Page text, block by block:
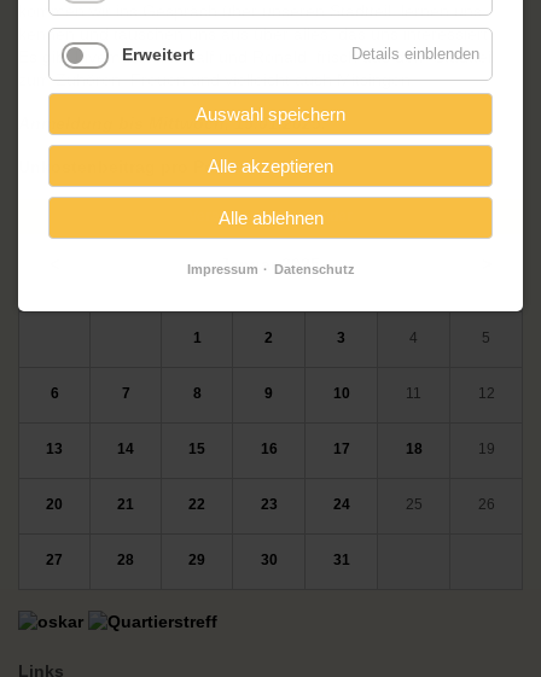
kommen wir ins Gespräch über unseren Stadtteil, lernen uns
kennen und tauschen uns aus über alles, das uns interessiert.
Es gibt Livemusik mit Ralf und Ronald, frisch aus dem Stadtteil,
zum Zuhören, Freuen und vielleicht auch Mitsingen.
Anmeldung bis Mittwoch, 15.01.2025.
Unkostenbeitrag pro Person: 6,50 €
Veranstaltungskalender
Januar 2025
1 2 3 4 5
6 7 8 9 10 11 12
13 14 15 16 17 18 19
20 21 22 23 24 25 26
27 28 29 30 31
Links
Erweitert Details einblenden
Auswahl speichern
Alle akzeptieren
Alle ablehnen
Impressum Datenschutz